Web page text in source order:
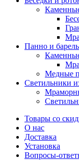
Панно и
Медные
Светильники
Товары со
О нас
Доставка
Установка
Вопросы-